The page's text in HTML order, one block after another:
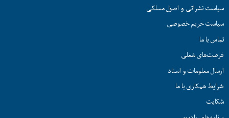
سیاست نشراتی و اصول مسلکی
سیاست حریم خصوصی
تماس با ما
فرصت‌های شغلی
ارسال معلومات و اسناد
شرایط همکاری با ما
شکایت